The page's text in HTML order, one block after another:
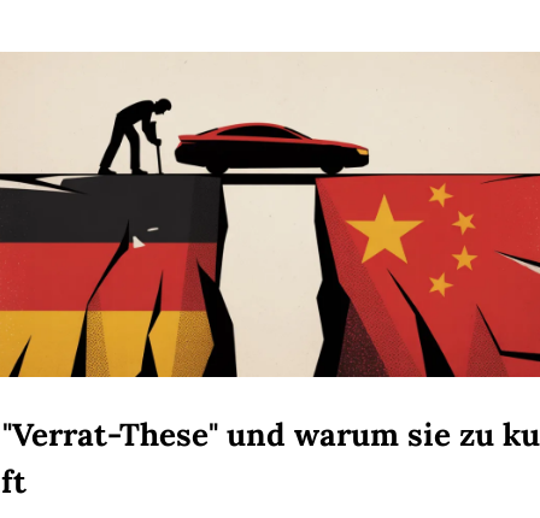
These" und warum sie zu